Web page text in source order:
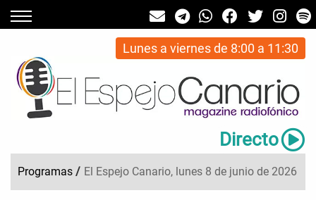
Lunes a viernes de 8:00 a 11:30
Directo
Programas / El Espejo Canario, lunes 8 de junio de 2026